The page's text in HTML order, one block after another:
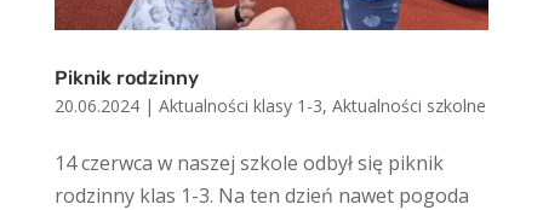
Piknik rodzinny
20.06.2024| Aktualności klasy 1-3, Aktualności szkolne
14 czerwca w naszej szkole odbył się piknik
rodzinny klas 1-3. Na ten dzień nawet pogoda